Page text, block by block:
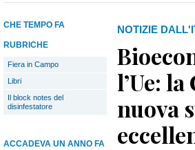
CHE TEMPO FA
RUBRICHE
Fiera in Campo
Libri
Il block notes del
disinfestatore
ACCADEVA UN ANNO FA
NOTIZIE
l’Ue:
nuova